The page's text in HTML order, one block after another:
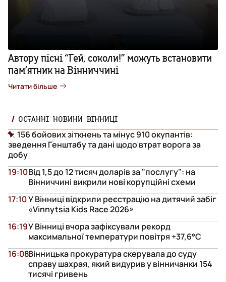
Автору пісні “Гей, соколи!” можуть встановити
пам’ятник на Вінниччині
Читати більше
ОСТАННІ НОВИНИ ВІННИЦІ
156 бойових зіткнень та мінус 910 окупантів:
зведення Генштабу та дані щодо втрат ворога за
добу
Від 1,5 до 12 тисяч доларів за "послугу": на
Вінниччині викрили нові корупційні схеми
19:10
У Вінниці відкрили реєстрацію на дитячий забіг
«Vinnytsia Kids Race 2026»
17:10
У Вінниці вчора зафіксували рекорд
максимальної температури повітря +37,6°С
16:19
Вінницька прокуратура скерувала до суду
справу шахрая, який видурив у вінничанки 154
тисячі гривень
16:08